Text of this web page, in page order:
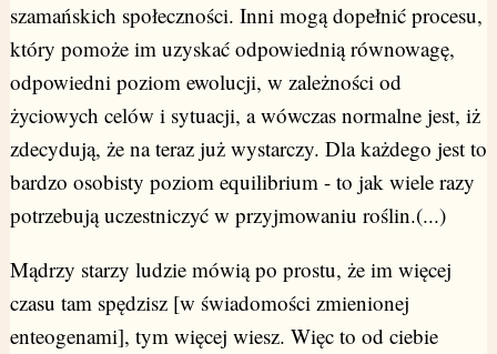
szamańskich społeczności. Inni mogą dopełnić procesu,
który pomoże im uzyskać odpowiednią równowagę,
odpowiedni poziom ewolucji, w zależności od
życiowych celów i sytuacji, a wówczas normalne jest, iż
zdecydują, że na teraz już wystarczy. Dla każdego jest to
bardzo osobisty poziom equilibrium - to jak wiele razy
potrzebują uczestniczyć w przyjmowaniu roślin.(...)
Mądrzy starzy ludzie mówią po prostu, że im więcej
czasu tam spędzisz [w świadomości zmienionej
enteogenami], tym więcej wiesz. Więc to od ciebie